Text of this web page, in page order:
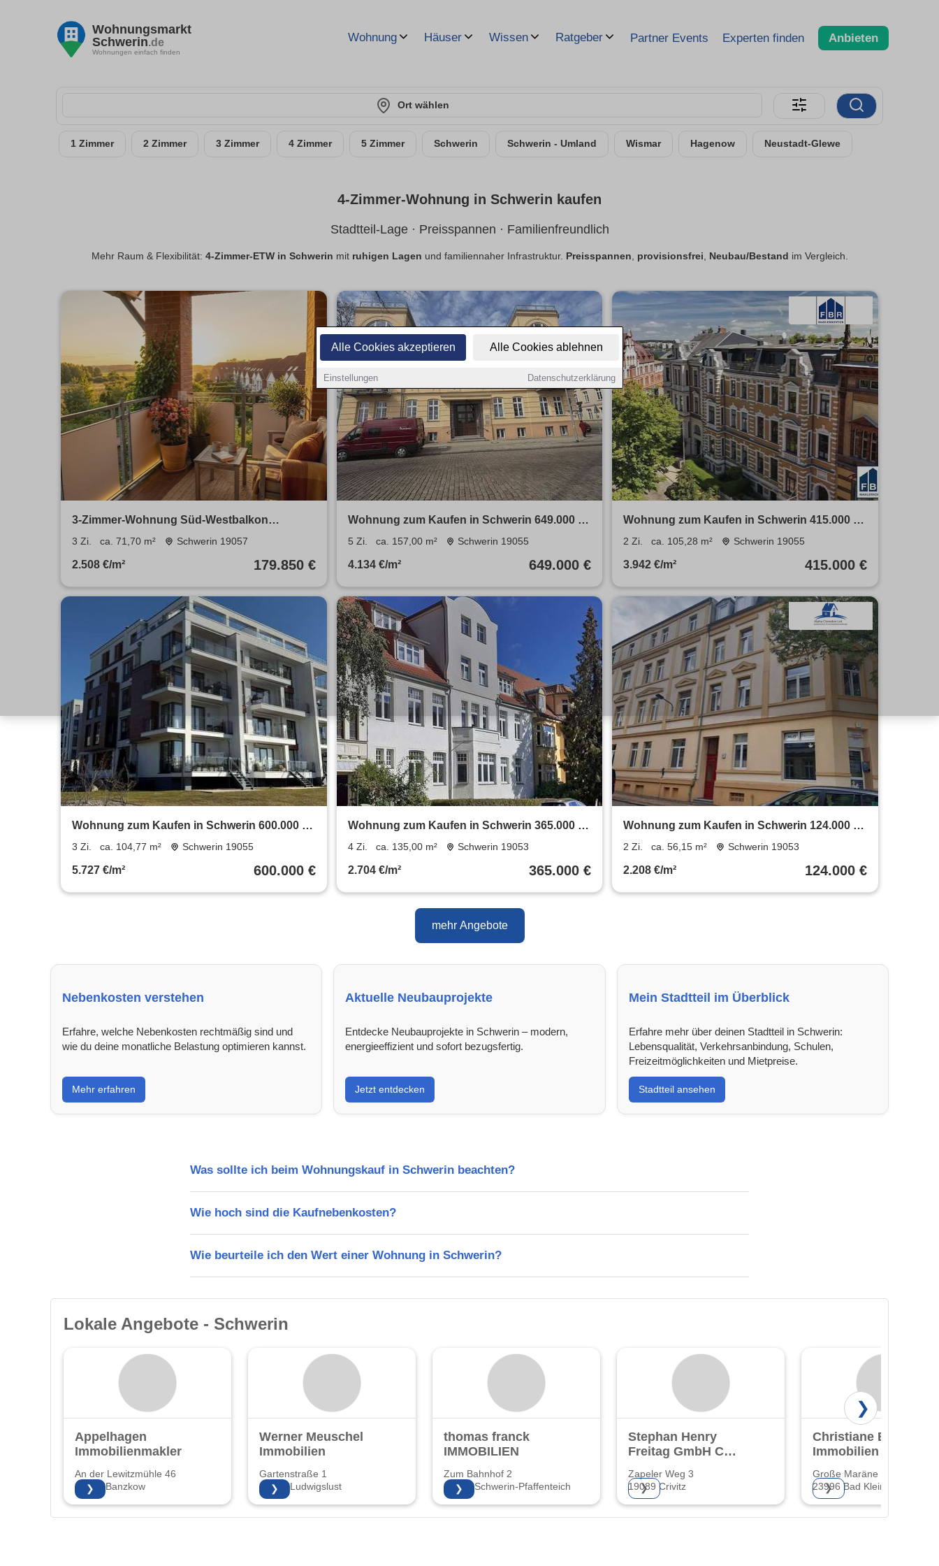
Alle Cookies akzeptieren Alle Cookies ablehnen
Einstellungen Datenschutzerklärung
Wohnungsmarkt
Schwerin.de
Wohnungen einfach finden
Wohnung Häuser Wissen Ratgeber Partner Events Experten finden Anbieten
Ort wählen
1 Zimmer 2 Zimmer 3 Zimmer 4 Zimmer 5 Zimmer Schwerin Schwerin - Umland Wismar Hagenow Neustadt-Glewe
4-Zimmer-Wohnung in Schwerin kaufen
Stadtteil-Lage · Preisspannen · Familienfreundlich
Mehr Raum & Flexibilität: 4-Zimmer-ETW in Schwerin mit ruhigen Lagen und familiennaher Infrastruktur. Preisspannen, provisionsfrei, Neubau/Bestand im Vergleich.
3-Zimmer-Wohnung Süd-Westbalkon
Stellplatz Neumühler See Ruhige Wohnlage
3 Zi. ca. 71,70 m² Schwerin 19057
2.508 €/m² 179.850 €
Wohnung zum Kaufen in Schwerin 649.000 €
157 m²
5 Zi. ca. 157,00 m² Schwerin 19055
4.134 €/m² 649.000 €
Wohnung zum Kaufen in Schwerin 415.000 €
105.28 m²
2 Zi. ca. 105,28 m² Schwerin 19055
3.942 €/m² 415.000 €
Wohnung zum Kaufen in Schwerin 600.000 €
104.77 m²
3 Zi. ca. 104,77 m² Schwerin 19055
5.727 €/m² 600.000 €
Wohnung zum Kaufen in Schwerin 365.000 €
135 m²
4 Zi. ca. 135,00 m² Schwerin 19053
2.704 €/m² 365.000 €
Wohnung zum Kaufen in Schwerin 124.000 €
56.15 m²
2 Zi. ca. 56,15 m² Schwerin 19053
2.208 €/m² 124.000 €
mehr Angebote
Nebenkosten verstehen
Erfahre, welche Nebenkosten rechtmäßig sind und
wie du deine monatliche Belastung optimieren kannst.
Mehr erfahren
Aktuelle Neubauprojekte
Entdecke Neubauprojekte in Schwerin – modern,
energieeffizient und sofort bezugsfertig.
Jetzt entdecken
Mein Stadtteil im Überblick
Erfahre mehr über deinen Stadtteil in Schwerin:
Lebensqualität, Verkehrsanbindung, Schulen,
Freizeitmöglichkeiten und Mietpreise.
Stadtteil ansehen
Was sollte ich beim Wohnungskauf in Schwerin beachten?
Wie hoch sind die Kaufnebenkosten?
Wie beurteile ich den Wert einer Wohnung in Schwerin?
Lokale Angebote - Schwerin
Appelhagen
Immobilienmakler
An der Lewitzmühle 46
19079 Banzkow
❯
Werner Meuschel
Immobilien
Gartenstraße 1
19288 Ludwigslust
❯
thomas franck
IMMOBILIEN
Zum Bahnhof 2
19055 Schwerin-Pfaffenteich
❯
Stephan Henry
Freitag GmbH Co
Bauhandwerksbetrieb
Zapeler Weg 3
19089 Crivitz
❯
Christiane Bartz
Immobilien
Große Maräne 27
23996 Bad Kleinen
❯
❯